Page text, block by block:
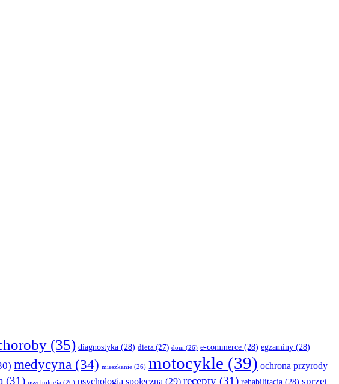
(35) diagnostyka (28) dieta (27) dom (26) e-commerce (28) egzaminy (28)
medycyna (34) mieszkanie (26) motocykle (39) ochrona przyrody
(31) psychologia (26) psychologia społeczna (29) recepty (31) rehabilitacja (28) sprzęt